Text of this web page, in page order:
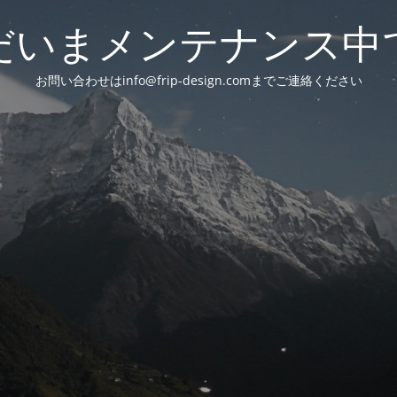
いまメンテナンス中
お問い合わせはinfo@frip-design.comまでご連絡ください